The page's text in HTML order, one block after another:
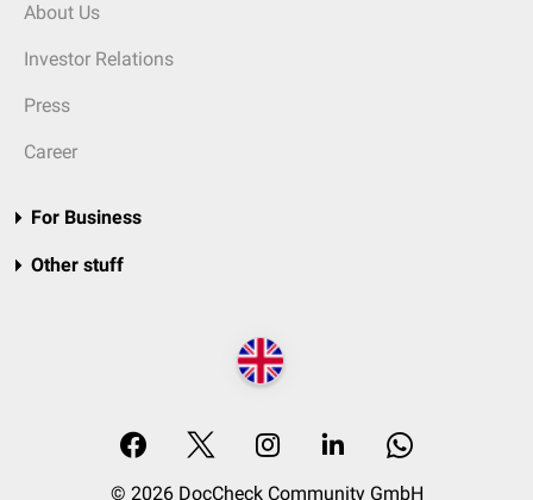
About Us
Investor Relations
Press
Career
For Business
Other stuff
© 2026 DocCheck Community GmbH